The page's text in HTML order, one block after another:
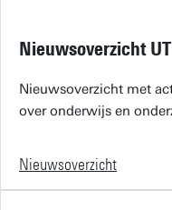
Nieuwsoverzicht UT
Nieuwsoverzicht met
over onderwijs en
Nieuwsoverzicht